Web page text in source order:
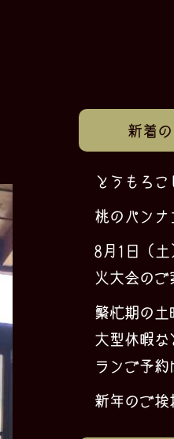
新着
とうもろ
桃のパンナ
8月1日（
火大会のご
繁忙期の土
大型休暇な
ランご予約
新年のご挨